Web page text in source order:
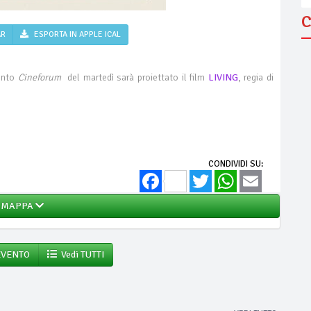
ESPORTA IN APPLE ICAL
Cineforum del martedì sarà proiettato il film LIVING, regia di
CONDIVIDI SU:
FacebookTwitter WhatsApp
Vedi TUTTI